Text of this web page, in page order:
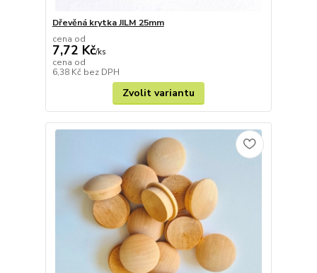
Dřevěná krytka JILM 25mm
cena od
7,72 Kč/ks
cena od
6,38 Kč bez DPH
Zvolit variantu